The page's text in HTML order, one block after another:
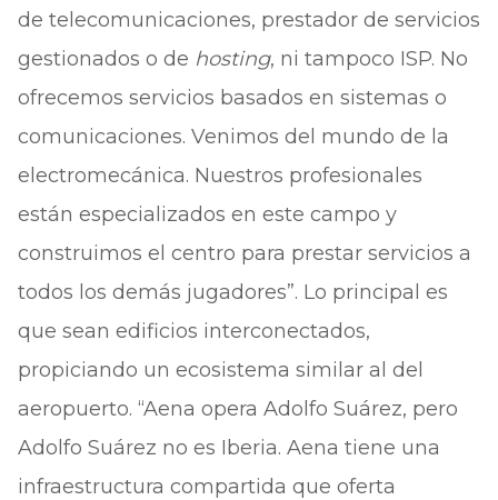
de telecomunicaciones, prestador de servicios
gestionados o de hosting, ni tampoco ISP. No
ofrecemos servicios basados en sistemas o
comunicaciones. Venimos del mundo de la
electromecánica. Nuestros profesionales
están especializados en este campo y
construimos el centro para prestar servicios a
todos los demás jugadores”. Lo principal es
que sean edificios interconectados,
propiciando un ecosistema similar al del
aeropuerto. “Aena opera Adolfo Suárez, pero
Adolfo Suárez no es Iberia. Aena tiene una
infraestructura compartida que oferta